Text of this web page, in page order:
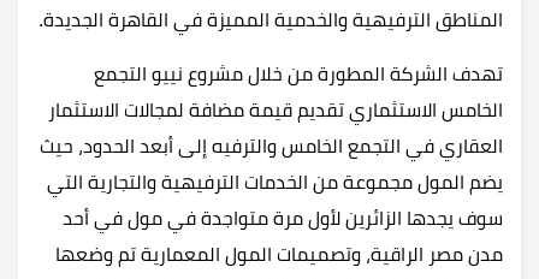
المناطق الترفيهية والخدمية المميزة في القاهرة الجديدة.
تهدف الشركة المطورة من خلال مشروع نييو التجمع
الخامس الاستثماري تقديم قيمة مضافة لمجالات الاستثمار
العقاري في التجمع الخامس والترفيه إلى أبعد الحدود، حيث
يضم المول مجموعة من الخدمات الترفيهية والتجارية التي
سوف يجدها الزائرين لأول مرة متواجدة في مول في أحد
مدن مصر الراقية، وتصميمات المول المعمارية تم وضعها